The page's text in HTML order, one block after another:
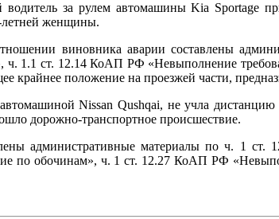
за рулем автомашины Kia Sportage
летней женщины.
виновника аварии составлены
ч. 1.1 ст. 12.14 КоАП РФ «Невыполнение
крайнее положение на проезжей части,
Nissan Qushqai, не учла
дорожно-транспортное происшествие.
административные материалы по ч. 1
по обочинам», ч. 1 ст. 12.27 КоАП РФ